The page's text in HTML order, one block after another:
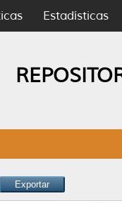
Estadísticas